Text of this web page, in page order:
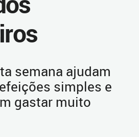
semana ajudam
simples e
gastar muito